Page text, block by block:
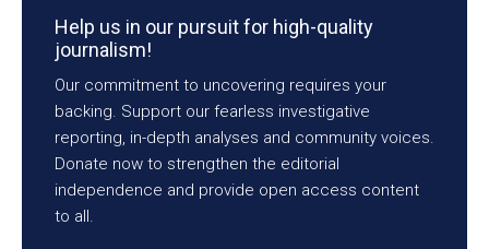
Help us in our pursuit for high-quality
journalism!
Our commitment to uncovering requires your
backing. Support our fearless investigative
reporting, in-depth analyses and community voices.
Donate now to strengthen the editorial
independence and provide open access content
to all.